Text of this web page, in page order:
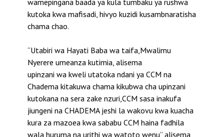
wamepingana baada ya kula tumbaku ya rushwa
kutoka kwa mafisadi, hivyo kuzidi kusambnaratisha
chama chao.
“Utabiri wa Hayati Baba wa taifa,Mwalimu
Nyerere umeanza kutimia, alisema
upinzani wa kweli utatoka ndani ya CCM na
Chadema kitakuwa chama kikubwa cha upinzani
kutokana na sera zake nzuri,CCM sasa inakufa
jiungeni na CHADEMA jeshi la wakovu kwa kuacha
kura za mazoea kwa sababu CCM haina fadhila
wala huruma na urithi wa watoto wenu” alisema